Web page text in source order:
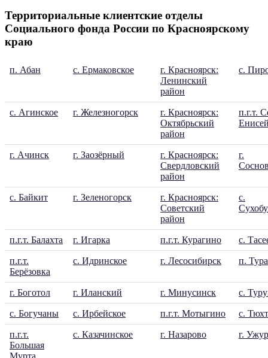
Территориальные клиентские отделы
Социального фонда России по Красноярскому
краю
п. Абан с. Ермаковское
г. Красноярск:
Ленинский
район
с.
с. Агинское г. Железногорск
г. Красноярск:
Октябрьский
район
п.г.т.
г. Ачинск г. Заозёрный
г. Красноярск:
Свердловский
район
г.
с. Байкит г. Зеленогорск
г. Красноярск:
Советский
район
с.
п.г.т. Балахта г. Игарка п.г.т. Курагино с.
п.г.т.
Берёзовка
с. Идринское г. Лесосибирск п. Тура
г. Боготол г. Иланский г. Минусинск с.
с. Богучаны с. Ирбейское п.г.т. Мотыгино с.
п.г.т.
Большая
с. Казачинское г. Назарово г. Ужур